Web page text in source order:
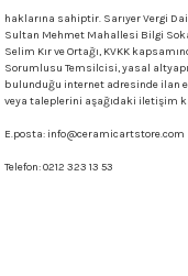
haklarına sahiptir. Sarıyer Vergi
Sultan Mehmet Mahallesi Bilgi
Selim Kır ve Ortağı, KVKK
Sorumlusu Temsilcisi, yasal
bulunduğu internet adresinde ilan
veya taleplerini aşağıdaki iletişim
E.posta: info@ceramicartstore.com
Telefon:0212 323 13 53